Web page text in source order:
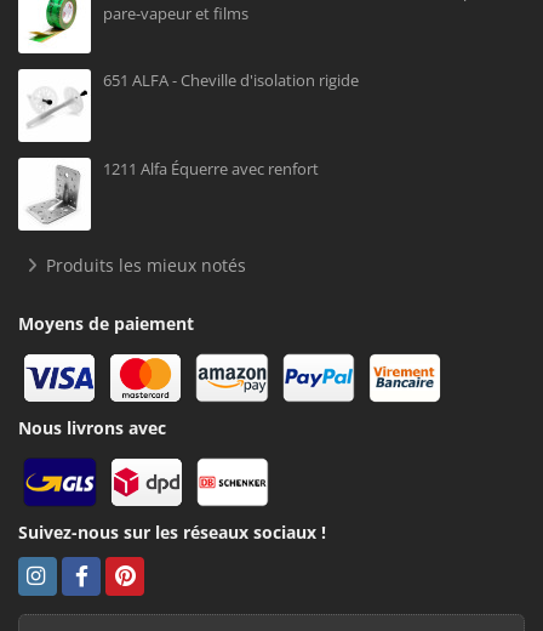
pare-vapeur et films
651 ALFA - Cheville d'isolation rigide
1211 Alfa Équerre avec renfort
Produits les mieux notés
Moyens de paiement
Nous livrons avec
Suivez-nous sur les réseaux sociaux !